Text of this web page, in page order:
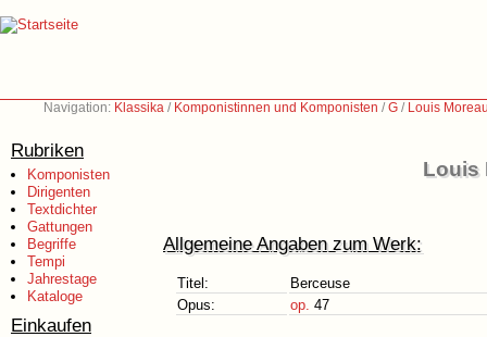
Navigation: Klassika / Komponistinnen und Komponisten /G / Louis
Rubriken
Komponisten
Dirigenten
Textdichter
Gattungen
Begriffe
Tempi
Jahrestage
Kataloge
Einkaufen
Louis
Allgemeine Angaben zum Werk:
Titel:
Berceuse
Opus:
op. 47